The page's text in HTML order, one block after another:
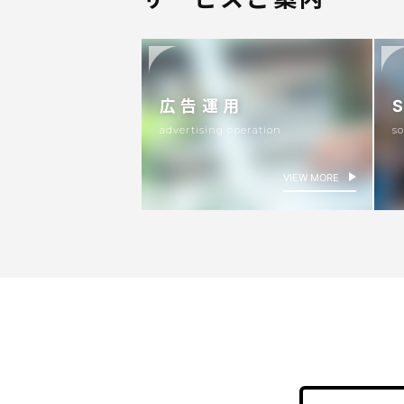
広告運用
advertising operation
VIEW MORE